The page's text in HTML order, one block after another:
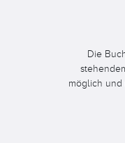
Die
möglich